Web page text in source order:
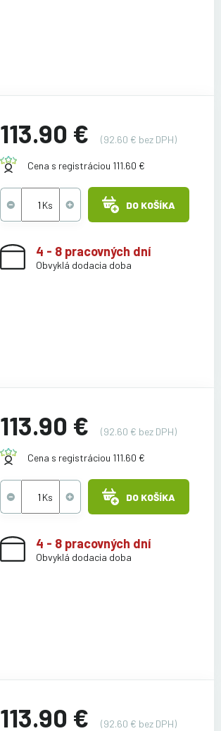
113.90 € (92.60 € bez DPH)
Cena s registráciou 111.60 €
DO KOŠÍKA
4 - 8 pracovných dní
Obvyklá dodacia doba
113.90 € (92.60 € bez DPH)
Cena s registráciou 111.60 €
DO KOŠÍKA
4 - 8 pracovných dní
Obvyklá dodacia doba
113.90 € (92.60 € bez DPH)